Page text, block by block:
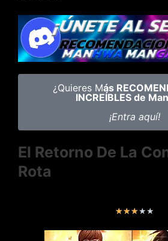
¿Quieres Más
INCREÍBLES de
¡Entra aquí!
El Retorno De La
Rota
★★★★★V
l